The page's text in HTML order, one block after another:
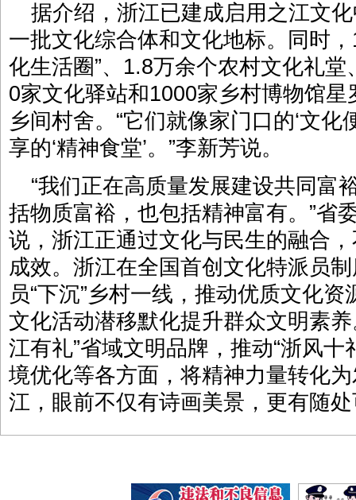
据介绍，浙江已建成启用之江文
一批文化综合体和文化地标。同时
化生活圈”、1.8万余个农村文化礼
0家文化驿站和1000家乡村博物馆
乡间村舍。“它们就像家门口的‘文化
享的‘精神食堂’。”李新芳说。
“我们正在高质量发展建设共同富
括物质富裕，也包括精神富有。”省
说，浙江正通过文化与民生的融合
成效。浙江在全国首创文化特派员
员“下沉”乡村一线，推动优质文化
文化活动潜移默化提升群众文明素
江有礼”省域文明品牌，推动“浙风
境优化等各方面，将精神力量转化
江，眼前不仅有诗画美景，更有随